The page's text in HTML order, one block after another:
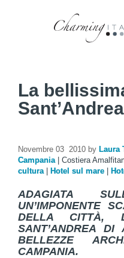
La
Novembre 03 2010 by Laura
Campania
Costiera
cultura
Hotel sul mare
ADAGIATA
UN’IMPONENTE
DELLA CITTÀ,
SANT’ANDREA
BELLEZZE
CAMPANIA.